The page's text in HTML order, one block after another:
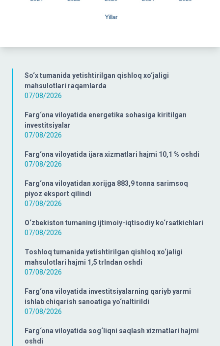
So‘x tumanida yetishtirilgan qishloq xo‘jaligi
mahsulotlari raqamlarda
07/08/2026
Farg‘ona viloyatida energetika sohasiga kiritilgan
investitsiyalar
07/08/2026
Farg‘ona viloyatida ijara xizmatlari hajmi 10,1 % oshdi
07/08/2026
Farg‘ona viloyatidan xorijga 883,9 tonna sarimsoq
piyoz eksport qilindi
07/08/2026
O‘zbekiston tumaning ijtimoiy-iqtisodiy ko‘rsatkichlari
07/08/2026
Toshloq tumanida yetishtirilgan qishloq xo‘jaligi
mahsulotlari hajmi 1,5 trlndan oshdi
07/08/2026
Farg‘ona viloyatida investitsiyalarning qariyb yarmi
ishlab chiqarish sanoatiga yo‘naltirildi
07/08/2026
Farg‘ona viloyatida sog‘liqni saqlash xizmatlari hajmi
oshdi